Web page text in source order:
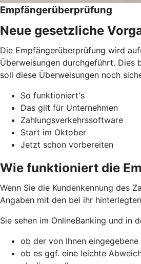
Empfängerüberprüfung
Neue gesetzliche
Die Empfängerüberprüfung wird
Überweisungen durchgeführt. Dies
soll diese Überweisungen noch
So funktioniert's
Das gilt für Unternehmen
Zahlungsverkehrssoftware
Start im Oktober
Jetzt schon vorbereiten
Wie funktioniert die
Wenn Sie die Kundenkennung des
Angaben mit den bei ihr
Sie sehen im OnlineBanking und in
ob der von Ihnen
ob es ggf. eine leichte